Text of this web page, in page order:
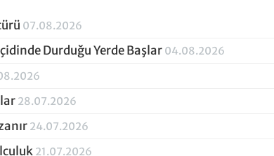
07.08.2026
Durduğu Yerde Başlar 04.08.2026
28.07.2026
24.07.2026
21.07.2026